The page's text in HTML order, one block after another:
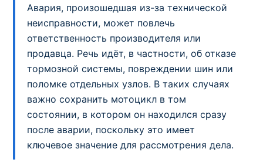
Авария, произошедшая из-за технической
неисправности, может повлечь
ответственность производителя или
продавца. Речь идёт, в частности, об отказе
тормозной системы, повреждении шин или
поломке отдельных узлов. В таких случаях
важно сохранить мотоцикл в том
состоянии, в котором он находился сразу
после аварии, поскольку это имеет
ключевое значение для рассмотрения дела.